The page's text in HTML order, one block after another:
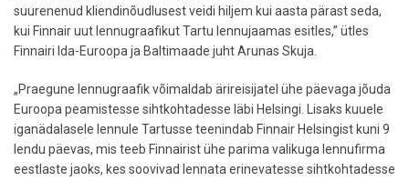
suurenenud kliendinõudlusest veidi hiljem kui aasta pärast seda,
kui Finnair uut lennugraafikut Tartu lennujaamas esitles,” ütles
Finnairi Ida-Euroopa ja Baltimaade juht Arunas Skuja.
„Praegune lennugraafik võimaldab ärireisijatel ühe päevaga jõuda
Euroopa peamistesse sihtkohtadesse läbi Helsingi. Lisaks kuuele
iganädalasele lennule Tartusse teenindab Finnair Helsingist kuni 9
lendu päevas, mis teeb Finnairist ühe parima valikuga lennufirma
eestlaste jaoks, kes soovivad lennata erinevatesse sihtkohtadesse